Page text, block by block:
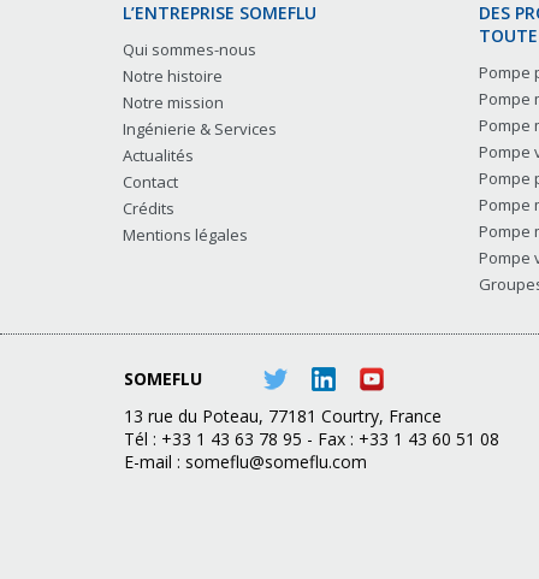
L’ENTREPRISE SOMEFLU
Qui sommes-nous
Notre histoire
Notre mission
Ingénierie & Services
Actualités
Contact
Crédits
Mentions légales
DES
Pompe
Pompe
Pompe
Pompe
Pompe
Pompe
Pompe
Pompe
SOMEFLU
13 rue du Poteau, 77181 Courtry, France
Tél : +33 1 43 63 78 95 - Fax : +33 1 43 60 51 08
E-mail : someflu@someflu.com